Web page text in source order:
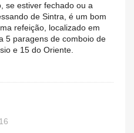
se estiver fechado ou a
de Sintra, é um bom
refeição, localizado em
5 paragens de comboio de
e 15 do Oriente.